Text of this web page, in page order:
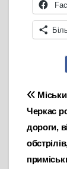
Черкас
дороги,